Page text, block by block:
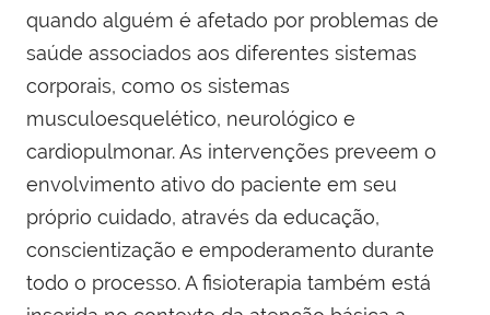
quando alguém é afetado por problemas de
saúde associados aos diferentes sistemas
corporais, como os sistemas
musculoesquelético, neurológico e
cardiopulmonar. As intervenções preveem o
envolvimento ativo do paciente em seu
próprio cuidado, através da educação,
conscientização e empoderamento durante
todo o processo. A fisioterapia também está